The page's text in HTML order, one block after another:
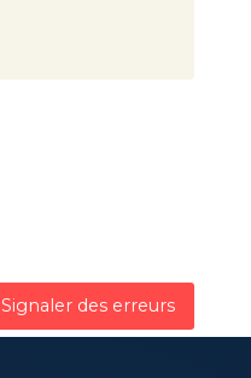
Signaler des erreurs